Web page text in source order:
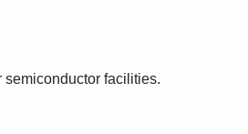
facilities.